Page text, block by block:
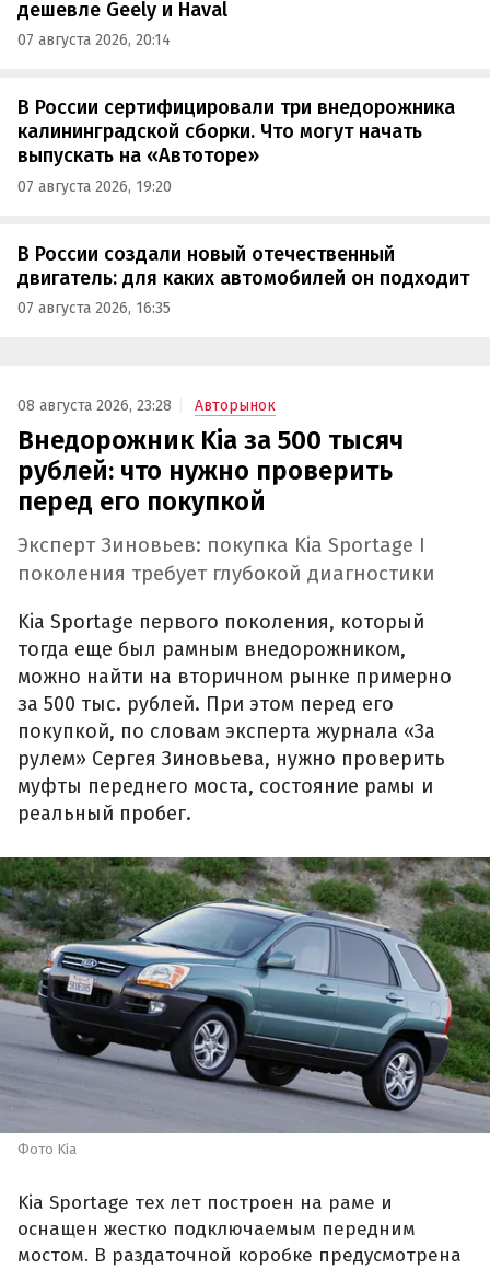
дешевле Geely и Haval
07 августа 2026, 20:14
В России сертифицировали три внедорожника
калининградской сборки. Что могут начать
выпускать на «Автоторе»
07 августа 2026, 19:20
В России создали новый отечественный
двигатель: для каких автомобилей он подходит
07 августа 2026, 16:35
08 августа 2026, 23:28 Авторынок
Внедорожник Kia за 500 тысяч
рублей: что нужно проверить
перед его покупкой
Эксперт Зиновьев: покупка Kia Sportage I
поколения требует глубокой диагностики
Kia Sportage первого поколения, который
тогда еще был рамным внедорожником,
можно найти на вторичном рынке примерно
за 500 тыс. рублей. При этом перед его
покупкой, по словам эксперта журнала «За
рулем» Сергея Зиновьева, нужно проверить
муфты переднего моста, состояние рамы и
реальный пробег.
Фото Kia
Kia Sportage тех лет построен на раме и
оснащен жестко подключаемым передним
мостом. В раздаточной коробке предусмотрена